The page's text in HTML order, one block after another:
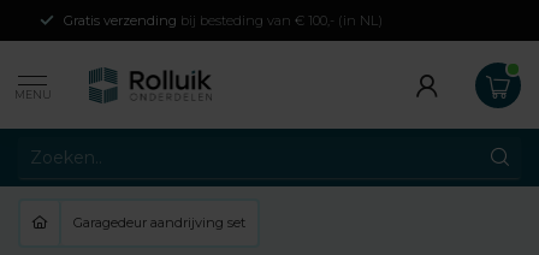
Gratis verzending bij besteding van € 100,- (in NL)
MENU
Garagedeur aandrijving set